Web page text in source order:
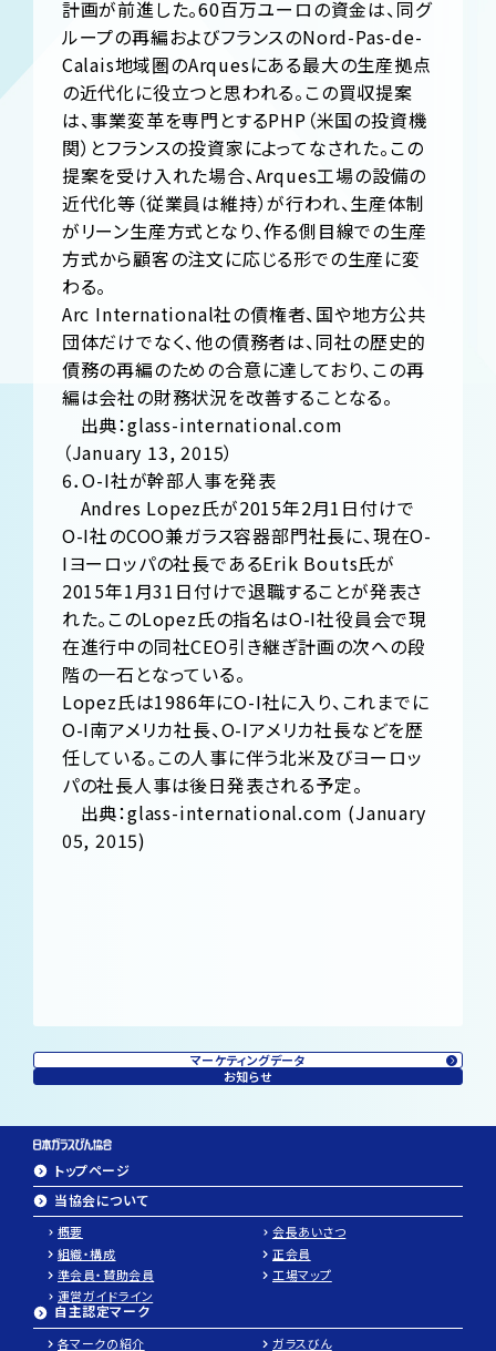
計画が前進した。60百万ユーロの資金は、同グ
ループの再編およびフランスのNord-Pas-de-
Calais地域圏のArquesにある最大の生産拠点
の近代化に役立つと思われる。この買収提案
は、事業変革を専門とするPHP（米国の投資機
関）とフランスの投資家によってなされた。この
提案を受け入れた場合、Arques工場の設備の
近代化等（従業員は維持）が行われ、生産体制
がリーン生産方式となり、作る側目線での生産
方式から顧客の注文に応じる形での生産に変
わる。
Arc International社の債権者、国や地方公共
団体だけでなく、他の債務者は、同社の歴史的
債務の再編のための合意に達しており、この再
編は会社の財務状況を改善することなる。
出典：glass-international.com
（January 13, 2015）
6．O-I社が幹部人事を発表
Andres Lopez氏が2015年2月1日付けで
O-I社のCOO兼ガラス容器部門社長に、現在O-
Iヨーロッパの社長であるErik Bouts氏が
2015年1月31日付けで退職することが発表さ
れた。このLopez氏の指名はO-I社役員会で現
在進行中の同社CEO引き継ぎ計画の次への段
階の一石となっている。
Lopez氏は1986年にO-I社に入り、これまでに
O-I南アメリカ社長、O-Iアメリカ社長などを歴
任している。この人事に伴う北米及びヨーロッ
パの社長人事は後日発表される予定。
出典：glass-international.com (January
05, 2015)
マーケティングデータ
お知らせ
トップページ
当協会について
概要
会長あいさつ
組織・構成
正会員
準会員・賛助会員
工場マップ
運営ガイドライン
自主認定マーク
各マークの紹介
ガラスびん